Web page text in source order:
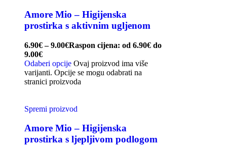
Amore Mio – Higijenska
prostirka s aktivnim ugljenom
6.90€ – 9.00€Raspon cijena: od 6.90€ do
9.00€
Odaberi opcije Ovaj proizvod ima više
varijanti. Opcije se mogu odabrati na
stranici proizvoda
Spremi proizvod
Amore Mio – Higijenska
prostirka s ljepljivom podlogom